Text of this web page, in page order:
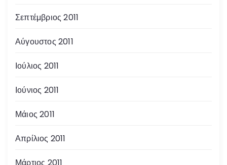
Σεπτέμβριος 2011
Αύγουστος 2011
Ιούλιος 2011
Ιούνιος 2011
Μάιος 2011
Απρίλιος 2011